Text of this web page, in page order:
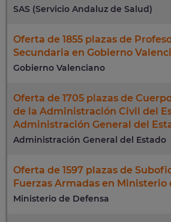
SAS (Servicio Andaluz de Salud)
Oferta de 1855 plazas de
Secundaria en Gobierno
Gobierno Valenciano
Oferta de 1705 plazas de
de la Administración Civil del
Administración General del
Administración General del Estado
Oferta de 1597 plazas de
Fuerzas Armadas en Ministerio
Ministerio de Defensa